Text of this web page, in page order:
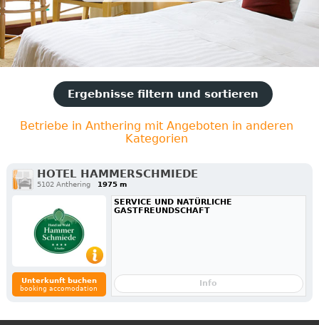
Ergebnisse filtern und sortieren
Betriebe in Anthering mit Angeboten in anderen
Kategorien
HOTEL HAMMERSCHMIEDE
5102 Anthering 1975 m
Unterkunft buchen
booking accomodation
SERVICE UND NATÜRLICHE
GASTFREUNDSCHAFT
Info